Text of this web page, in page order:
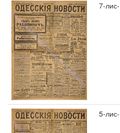
7-
5-